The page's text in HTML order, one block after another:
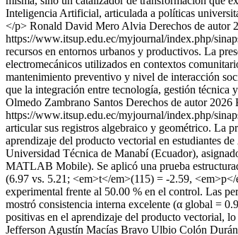
Inteligencia Artificial, articulada a políticas
</p> Ronald David Mero Alvia Derechos de autor
https://www.itsup.edu.ec/myjournal/index.php/
recursos en entornos urbanos y productivos. La
electromecánicos utilizados en contextos
mantenimiento preventivo y nivel de interacción
que la integración entre tecnología, gestión
Olmedo Zambrano Santos Derechos de autor
https://www.itsup.edu.ec/myjournal/index.php/
articular sus registros algebraico y geométrico. La
aprendizaje del producto vectorial en estudiantes
Universidad Técnica de Manabí (Ecuador),
MATLAB Mobile). Se aplicó una prueba
(6.97 vs. 5.21; <em>t</em>(115) = -2.59,
experimental frente al 50.00 % en el control. Las
mostró consistencia interna excelente (α global =
positivas en el aprendizaje del producto vectorial,
Jefferson Agustín Macías Bravo Ulbio Colón